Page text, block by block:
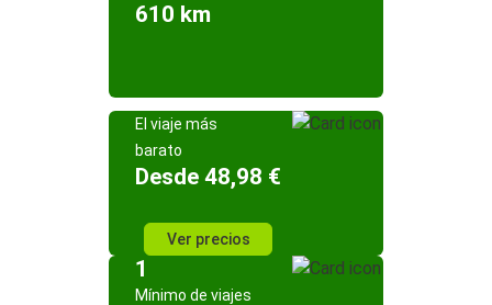
610 km
El viaje más
barato
Desde 48,98 €
Ver precios
1
Mínimo de viajes